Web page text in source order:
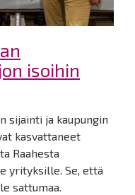
isoihin
sijainti ja kaupungin
kasvattaneet
Raahesta
yrityksille. Se, että
sattumaa.